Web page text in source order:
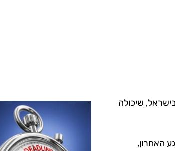
שיכולה
האחרון,